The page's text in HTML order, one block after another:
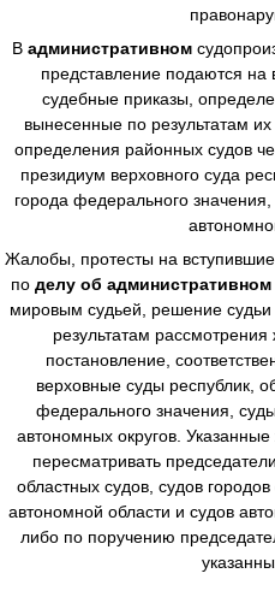
В административном
представление подаются на
судебные приказы,
вынесенные по результатам
определения районных судов
президиум верховного суда
города федерального
Жалобы, протесты на
по делу об
мировым судьей, решение
результатам
постановление,
верховные суды республик,
федерального значения,
автономных округов.
пересматривать
областных судов, судов
автономной области и судов
либо по поручению